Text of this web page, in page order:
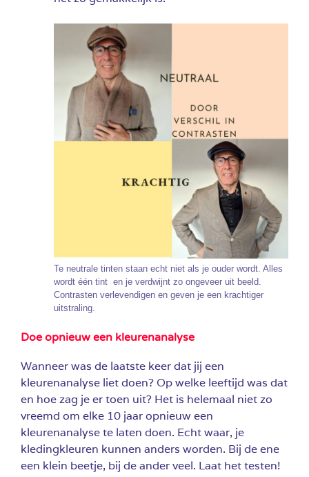
Te neutrale tinten staan echt niet als je ouder wordt. Alles
wordt één tint en je verdwijnt zo ongeveer uit beeld.
Contrasten verlevendigen en geven je een krachtiger
uitstraling.
Doe opnieuw een kleurenanalyse
Wanneer was de laatste keer dat jij een
kleurenanalyse liet doen? Op welke leeftijd was dat
en hoe zag je er toen uit? Het is helemaal niet zo
vreemd om elke 10 jaar opnieuw een
kleurenanalyse te laten doen. Echt waar, je
kledingkleuren kunnen anders worden. Bij de ene
een klein beetje, bij de ander veel. Laat het testen!